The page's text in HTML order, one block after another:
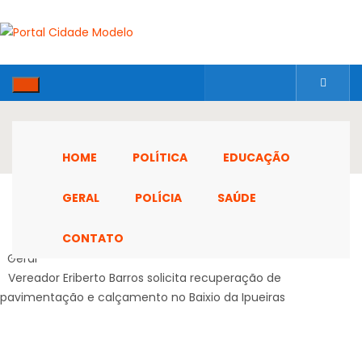
HOME POLÍTICA EDUCAÇÃO
GERAL POLÍCIA SAÚDE
CONTATO
Geral
Vereador Eriberto Barros solicita recuperação de
pavimentação e calçamento no Baixio da Ipueiras